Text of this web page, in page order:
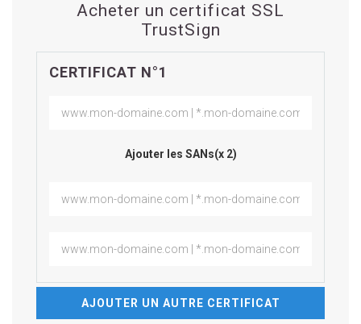
Acheter un certificat SSL
TrustSign
CERTIFICAT N°1
Ajouter les SANs(x 2)
AJOUTER UN AUTRE CERTIFICAT